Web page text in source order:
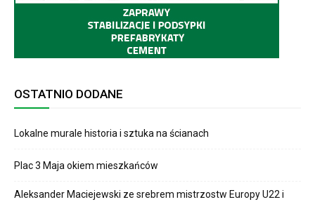
OSTATNIO DODANE
Lokalne murale historia i sztuka na ścianach
Plac 3 Maja okiem mieszkańców
Aleksander Maciejewski ze srebrem mistrzostw Europy U22 i